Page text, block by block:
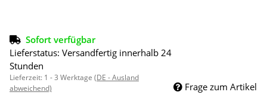
Sofort verfügbar
Lieferstatus: Versandfertig innerhalb 24
Stunden
Lieferzeit: 1 - 3 Werktage (DE - Ausland
abweichend)
Frage zum Artikel